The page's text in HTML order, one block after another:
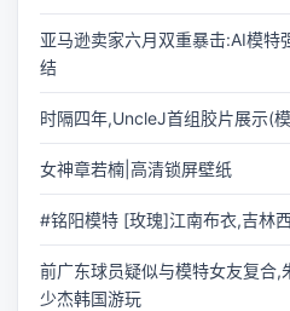
亚马逊卖家六月双重暴击:AI模特
结
时隔四年,UncleJ首组胶片展示(
女神章若楠|高清锁屏壁纸
#铭阳模特 [玫瑰]江南布衣,吉林
前广东球员疑似与模特女友复合,
少杰韩国游玩